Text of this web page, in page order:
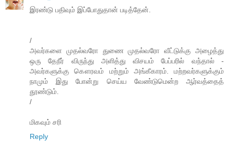
இரண்டு பதிவும் இப்போதுதான் படித்தேன்.
/
அவர்களை முதல்வரோ துணை முதல்வரோ வீட்டுக்கு அழைத்து
ஒரு தேநீர் விருந்து அளித்து விசயம் பேப்பரில் வந்தால் -
அவர்களுக்கு கௌரவம் மற்றும் அங்கீகாரம். மற்றவர்களுக்கும்
நாமும் இது போன்று செய்ய வேண்டுமென்ற ஆர்வத்தைத்
தூண்டும்.
/
மிகவும் சரி
Reply